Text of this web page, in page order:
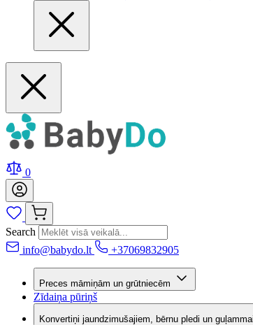
0
Search
info@babydo.lt
+37069832905
Preces māmiņām un grūtniecēm
Zīdaiņa pūriņš
Konvertiņi jaundzimušajiem, bērnu pledi un